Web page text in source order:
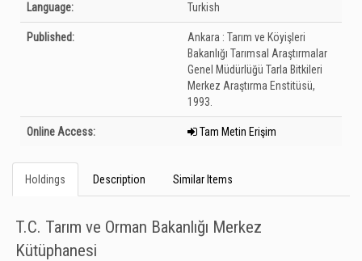
Language: Turkish
Published: Ankara : Tarım ve Köyişleri
Bakanlığı Tarımsal Araştırmalar
Genel Müdürlüğü Tarla Bitkileri
Merkez Araştırma Enstitüsü,
1993.
Online Access: Tam Metin Erişim
Holdings Description Similar Items
T.C. Tarım ve Orman Bakanlığı Merkez
Kütüphanesi